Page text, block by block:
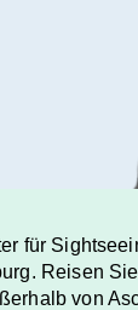
für
Reisen
von